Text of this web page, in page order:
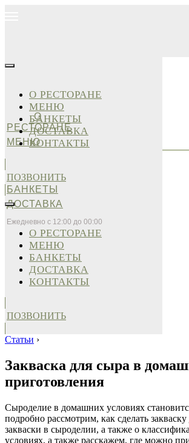
О
РЕСТОРАНЕ
МЕНЮ
БАНКЕТЫ
ДОСТАВКА
Ежедневно с 12:00 до 00:00
О РЕСТОРАНЕ
МЕНЮ
БАНКЕТЫ
ДОСТАВКА
КОНТАКТЫ
ПОЗВОНИТЬ
О РЕСТОРАНЕ
МЕНЮ
БАНКЕТЫ
ДОСТАВКА
КОНТАКТЫ
ПОЗВОНИТЬ
Статьи ›
Закваска для сыра в
приготовления
Сыроделие в домашних условиях
подробно рассмотрим, как сделать
закваски в сыроделии, а также о
условиях, а также расскажем, где можно